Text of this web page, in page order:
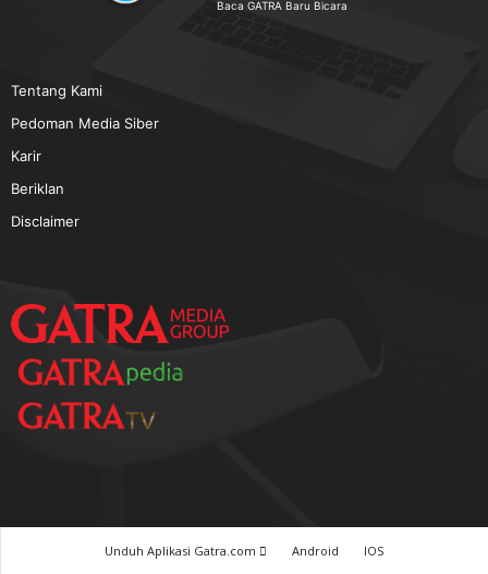
TERPOPULER
Baca GATRA Baru Bicara